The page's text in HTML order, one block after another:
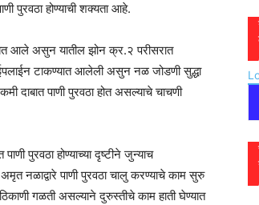
पुरवठा होण्याची शक्यता आहे.
आले असुन यातील झोन क्र.२ परीसरात
टाकण्यात आलेली असुन नळ जोडणी सुद्धा
दाबात पाणी पुरवठा होत असल्याचे चाचणी
पुरवठा होण्याच्या दृष्टीने जुन्याच
नळाद्वारे पाणी पुरवठा चालु करण्याचे काम सुरु
गळती असल्याने दुरुस्तीचे काम हाती घेण्यात